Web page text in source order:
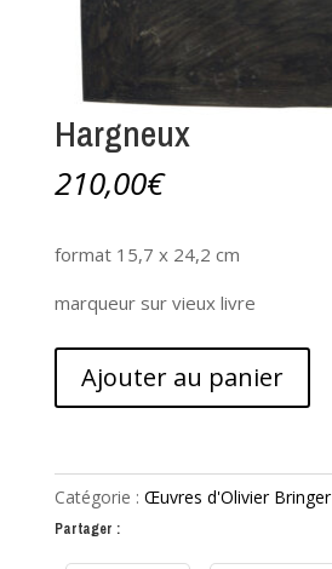
Hargneux
210,00€
format 15,7 x 24,2 cm
marqueur sur vieux livre
Ajouter au panier
Catégorie : Œuvres d'Olivier Bringer
Partager :